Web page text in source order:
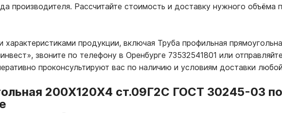
производителя. Рассчитайте стоимость и доставку нужного объёма
характеристиками продукции, включая Труба профильная
звоните по телефону в Оренбурге 73532541801 или
проконсультируют вас по наличию и условиям доставки
200Х120Х4 ст.09Г2С ГОСТ 30245-03